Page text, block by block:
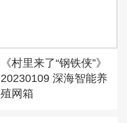
《村里来了“钢铁侠”》
20230109 深海智能养
殖网箱